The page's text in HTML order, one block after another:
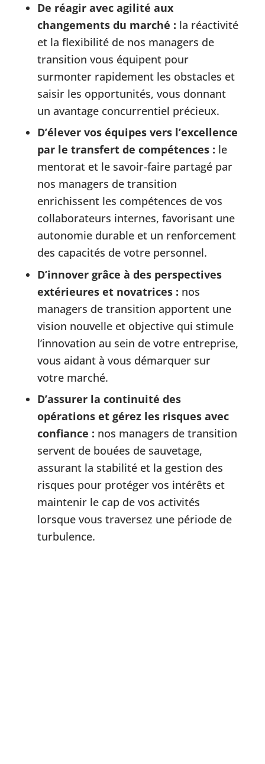
De réagir avec agilité aux
changements du marché : la réactivité
et la flexibilité de nos managers de
transition vous équipent pour
surmonter rapidement les obstacles et
saisir les opportunités, vous donnant
un avantage concurrentiel précieux.
D’élever vos équipes vers l’excellence
par le transfert de compétences : le
mentorat et le savoir-faire partagé par
nos managers de transition
enrichissent les compétences de vos
collaborateurs internes, favorisant une
autonomie durable et un renforcement
des capacités de votre personnel.
D’innover grâce à des perspectives
extérieures et novatrices : nos
managers de transition apportent une
vision nouvelle et objective qui stimule
l’innovation au sein de votre entreprise,
vous aidant à vous démarquer sur
votre marché.
D’assurer la continuité des
opérations et gérez les risques avec
confiance : nos managers de transition
servent de bouées de sauvetage,
assurant la stabilité et la gestion des
risques pour protéger vos intérêts et
maintenir le cap de vos activités
lorsque vous traversez une période de
turbulence.